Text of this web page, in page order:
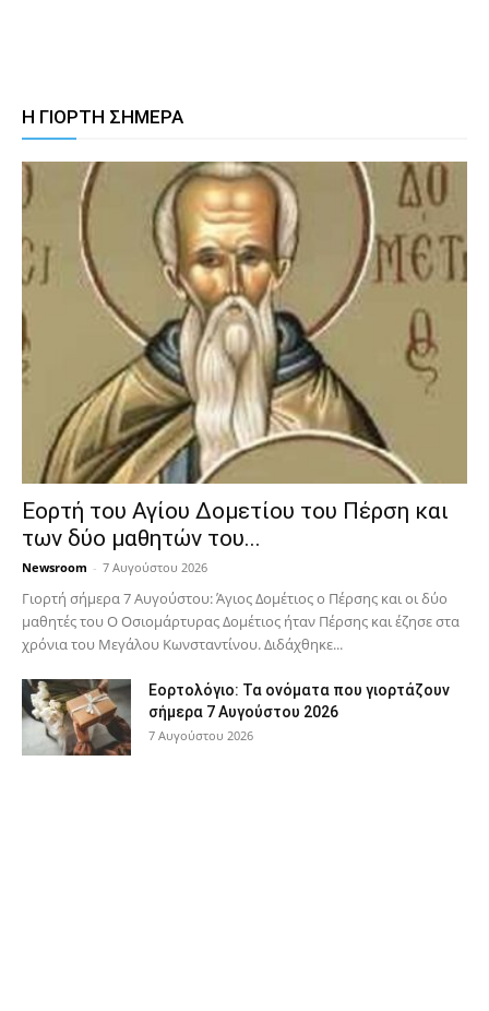
Η ΓΙΟΡΤΗ ΣΗΜΕΡΑ
Εορτή του Αγίου Δομετίου του Πέρση και
των δύο μαθητών του...
Newsroom - 7 Αυγούστου 2026
Γιορτή σήμερα 7 Αυγούστου: Άγιος Δομέτιος ο Πέρσης και οι δύο
μαθητές του Ο Oσιομάρτυρας Δομέτιος ήταν Πέρσης και έζησε στα
χρόνια του Μεγάλου Κωνσταντίνου. Διδάχθηκε...
Εορτολόγιο: Τα ονόματα που γιορτάζουν
σήμερα 7 Αυγούστου 2026
7 Αυγούστου 2026